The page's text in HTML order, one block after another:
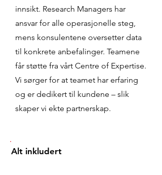
innsikt. Research Managers har
ansvar for alle operasjonelle steg,
mens konsulentene oversetter data
til konkrete anbefalinger. Teamene
får støtte fra vårt Centre of Expertise.
Vi sørger for at teamet har erfaring
og er dedikert til kundene – slik
skaper vi ekte partnerskap.
Alt inkludert